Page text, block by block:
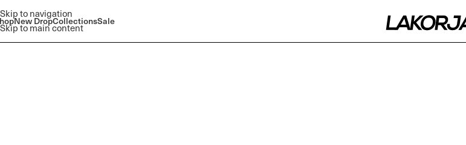
Skip to navigation
Skip to main content
New DropCollectionsSale